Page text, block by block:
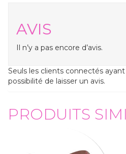
AVIS
Il n’y a pas encore d’avis.
Seuls les clients connectés
possibilité de laisser un avis.
PRODUITS